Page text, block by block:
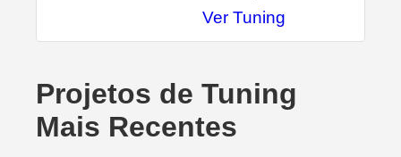
Ver Tuning
Projetos de Tuning
Mais Recentes